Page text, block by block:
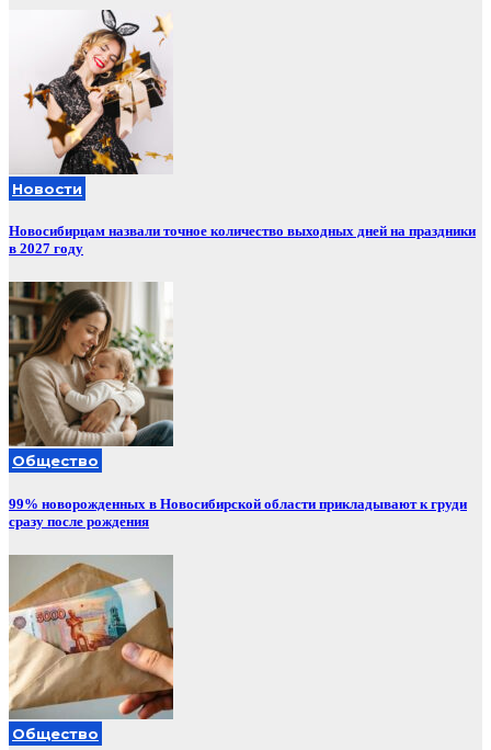
Новости
Новосибирцам назвали точное количество выходных дней на праздники
в 2027 году
Общество
99% новорожденных в Новосибирской области прикладывают к груди
сразу после рождения
Общество